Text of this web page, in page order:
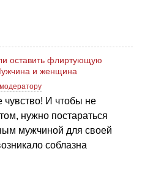
оставить флиртующую
и женщина
И чтобы не
нужно постараться
мужчиной для своей
соблазна